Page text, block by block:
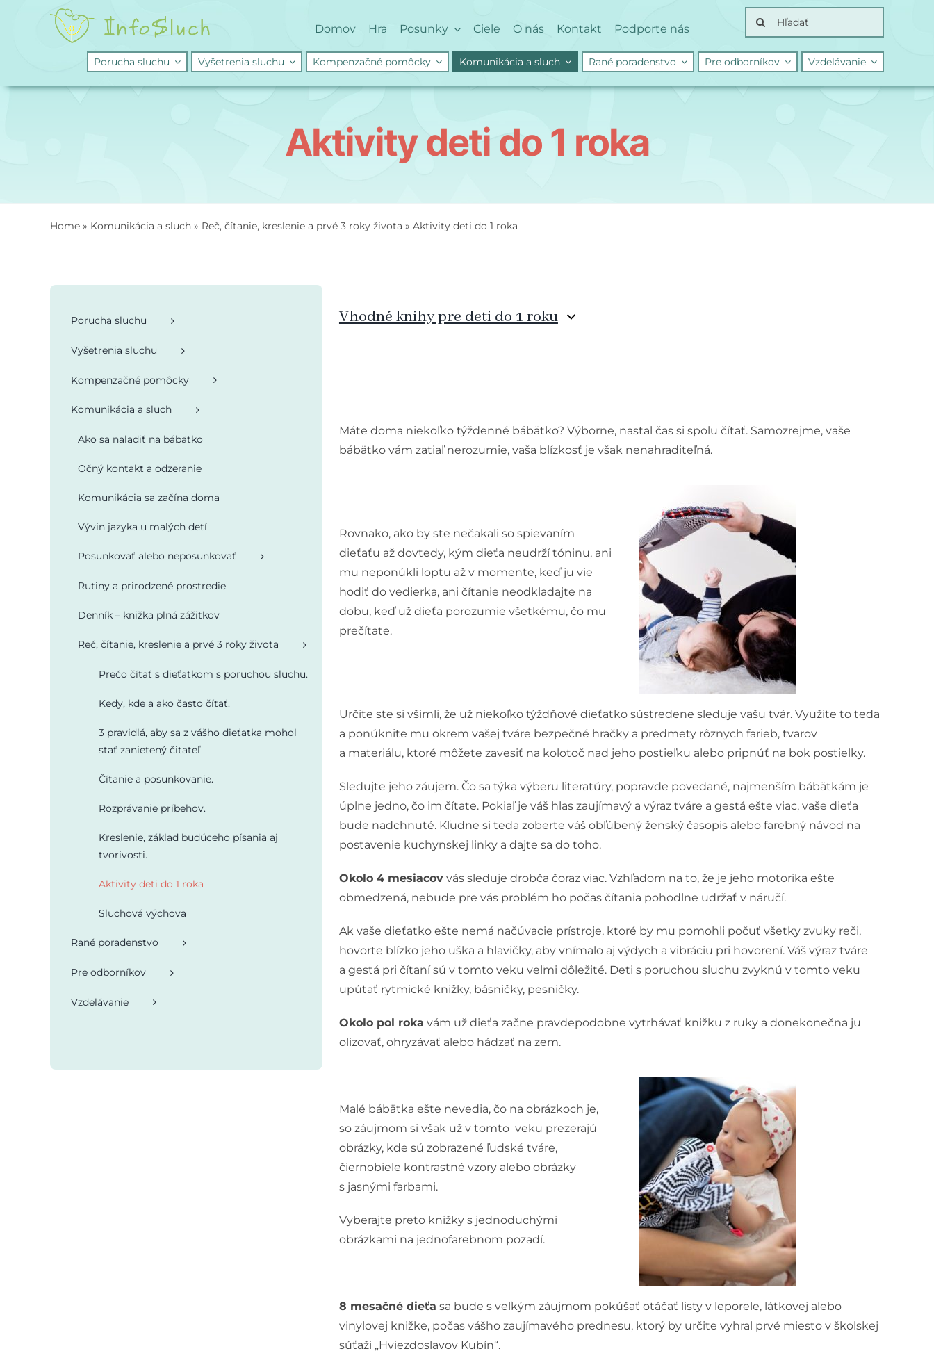
Domov Hra Posunky Ciele O nás Kontakt Podporte nás
Search
for:
Porucha sluchu Vyšetrenia sluchu Kompenzačné pomôcky Komunikácia a sluch Rané poradenstvo Pre odborníkov Vzdelávanie
Aktivity deti do 1 roka
Home » Komunikácia a sluch » Reč, čítanie, kreslenie a prvé 3 roky života » Aktivity deti do 1 roka
Porucha sluchu
Vyšetrenia sluchu
Kompenzačné pomôcky
Komunikácia a sluch
Ako sa naladiť na bábätko
Očný kontakt a odzeranie
Komunikácia sa začína doma
Vývin jazyka u malých detí
Posunkovať alebo neposunkovať
Rutiny a prirodzené prostredie
Denník – knižka plná zážitkov
Reč, čítanie, kreslenie a prvé 3 roky života
Prečo čítať s dieťatkom s poruchou sluchu.
Kedy, kde a ako často čítať.
3 pravidlá, aby sa z vášho dieťatka mohol
stať zanietený čitateľ
Čítanie a posunkovanie.
Rozprávanie príbehov.
Kreslenie, základ budúceho písania aj
tvorivosti.
Aktivity deti do 1 roka
Sluchová výchova
Rané poradenstvo
Pre odborníkov
Vzdelávanie
Vhodné knihy pre deti do 1 roku
Máte doma niekoľko týždenné bábätko? Výborne, nastal čas si spolu čítať. Samozrejme, vaše
bábätko vám zatiaľ nerozumie, vaša blízkosť je však nenahraditeľná.
Rovnako, ako by ste nečakali so spievaním
dieťaťu až dovtedy, kým dieťa neudrží tóninu, ani
mu neponúkli loptu až v momente, keď ju vie
hodiť do vedierka, ani čítanie neodkladajte na
dobu, keď už dieťa porozumie všetkému, čo mu
prečítate.
Určite ste si všimli, že už niekoľko týždňové dieťatko sústredene sleduje vašu tvár. Využite to teda
a ponúknite mu okrem vašej tváre bezpečné hračky a predmety rôznych farieb, tvarov
a materiálu, ktoré môžete zavesiť na kolotoč nad jeho postieľku alebo pripnúť na bok postieľky.
Sledujte jeho záujem. Čo sa týka výberu literatúry, popravde povedané, najmenším bábätkám je
úplne jedno, čo im čítate. Pokiaľ je váš hlas zaujímavý a výraz tváre a gestá ešte viac, vaše dieťa
bude nadchnuté. Kľudne si teda zoberte váš obľúbený ženský časopis alebo farebný návod na
postavenie kuchynskej linky a dajte sa do toho.
Okolo 4 mesiacovvás sleduje drobča čoraz viac. Vzhľadom na to, že je jeho motorika ešte
obmedzená, nebude pre vás problém ho počas čítania pohodlne udržať v náručí.
Ak vaše dieťatko ešte nemá načúvacie prístroje, ktoré by mu pomohli počuť všetky zvuky reči,
hovorte blízko jeho uška a hlavičky, aby vnímalo aj výdych a vibráciu pri hovorení. Váš výraz tváre
a gestá pri čítaní sú v tomto veku veľmi dôležité. Deti s poruchou sluchu zvyknú v tomto veku
upútať rytmické knižky, básničky, pesničky.
Okolo pol roka vám už dieťa začne pravdepodobne vytrhávať knižku z ruky a donekonečna ju
olizovať, ohryzávať alebo hádzať na zem.
Malé bábätka ešte nevedia, čo na obrázkoch je,
so záujmom si však už v tomto veku prezerajú
obrázky, kde sú zobrazené ľudské tváre,
čiernobiele kontrastné vzory alebo obrázky
s jasnými farbami.
Vyberajte preto knižky s jednoduchými
obrázkami na jednofarebnom pozadí.
8 mesačné dieťa sa bude s veľkým záujmom pokúšať otáčať listy v leporele, látkovej alebo
vinylovej knižke, počas vášho zaujímavého prednesu, ktorý by určite vyhral prvé miesto v školskej
súťaži „Hviezdoslavov Kubín“.